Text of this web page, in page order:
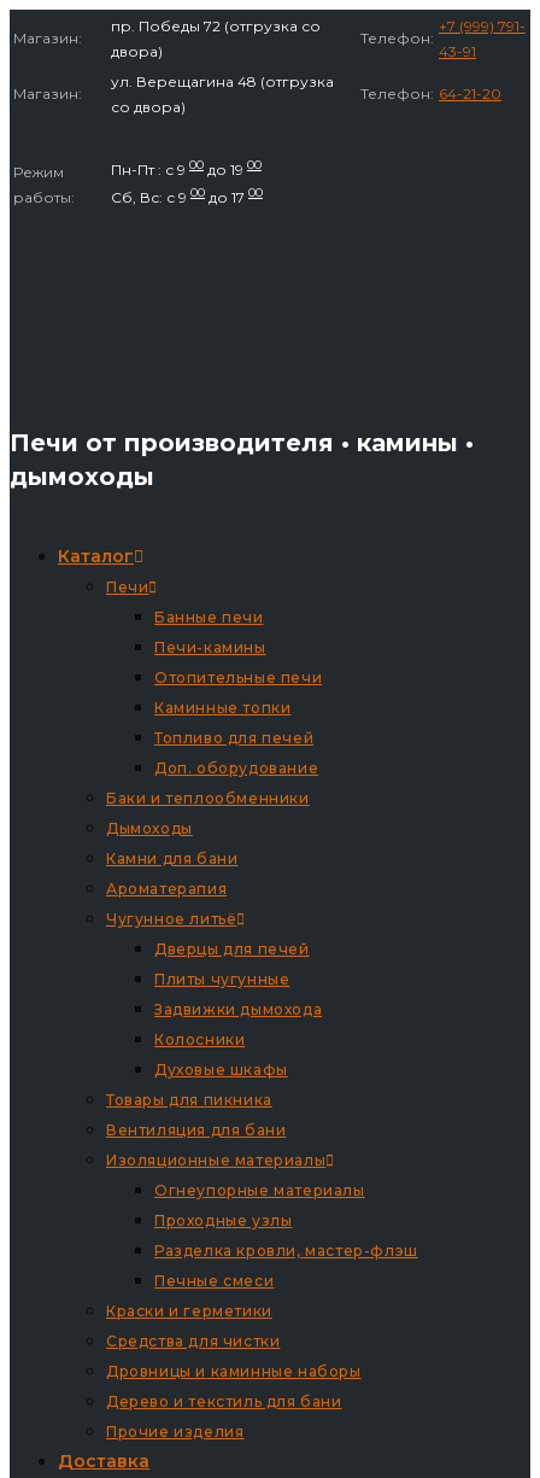
содержимому
Магазин:
пр. Победы 72 (отгрузка со
двора)
Телефон:
+7 (999) 791-
43-91
Магазин:
ул. Верещагина 48 (отгрузка
со двора)
Телефон: 64-21-20
Режим
работы:
Пн-Пт : с 9 00 до 19 00
Сб, Вс: с 9 00 до 17 00
Печи от производителя • камины •
дымоходы
Каталог
Печи
Банные печи
Печи-камины
Отопительные печи
Каминные топки
Топливо для печей
Доп. оборудование
Баки и теплообменники
Дымоходы
Камни для бани
Ароматерапия
Чугунное литьё
Дверцы для печей
Плиты чугунные
Задвижки дымохода
Колосники
Духовые шкафы
Товары для пикника
Вентиляция для бани
Изоляционные материалы
Огнеупорные материалы
Проходные узлы
Разделка кровли, мастер-флэш
Печные смеси
Краски и герметики
Средства для чистки
Дровницы и каминные наборы
Дерево и текстиль для бани
Прочие изделия
Доставка